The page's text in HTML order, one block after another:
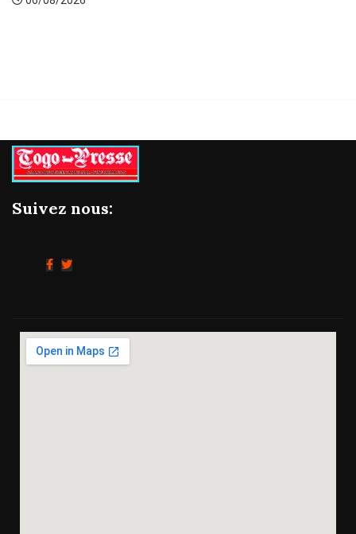
Suivez nous: